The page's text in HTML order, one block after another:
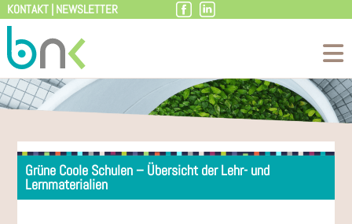
Zum
Inhalt
KONTAKT| NEWSLETTER
Grüne Coole Schulen – Übersicht der Lehr- und
Lernmaterialien